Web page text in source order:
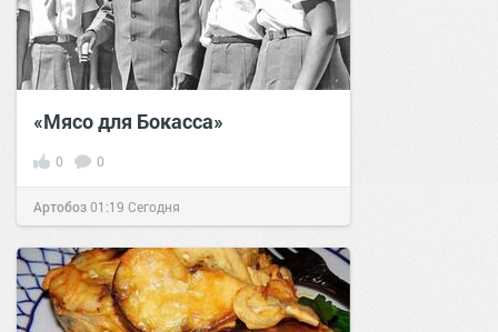
«Мясо для Бокасса»
0 0
Артобоз01:19 Сегодня